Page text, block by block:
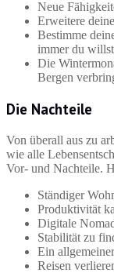
Neue
Erweitere
Bestimme
immer du
Die
Bergen
Die Nachteile
Von überall aus zu
wie alle
Vor- und Nachteile.
Ständiger
Produktivität
Digitale
Stabilität zu
Ein
Reisen